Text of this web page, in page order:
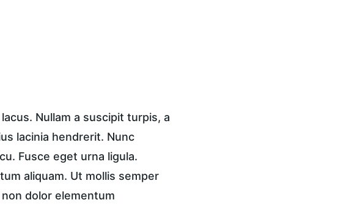
Nullam a suscipit turpis, a
lacinia hendrerit. Nunc
Fusce eget urna ligula.
aliquam. Ut mollis semper
dolor elementum